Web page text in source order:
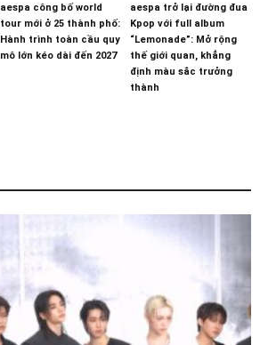
aespa công bố world
tour mới ở 25 thành phố:
Hành trình toàn cầu quy
mô lớn kéo dài đến 2027
aespa trở lại đường đua
Kpop với full album
“Lemonade”: Mở rộng
thế giới quan, khẳng
định màu sắc trưởng
thành